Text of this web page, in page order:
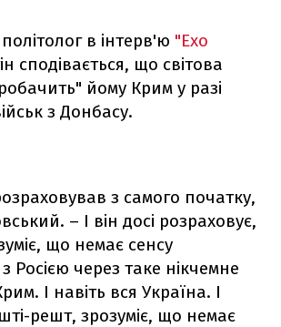
в інтерв'ю "Ехо
сподівається, що світова
йому Крим у разі
з Донбасу.
з самого початку,
– І він досі розраховує,
що немає сенсу
Росією через таке нікчемне
І навіть вся Україна. І
решт, зрозуміє, що немає